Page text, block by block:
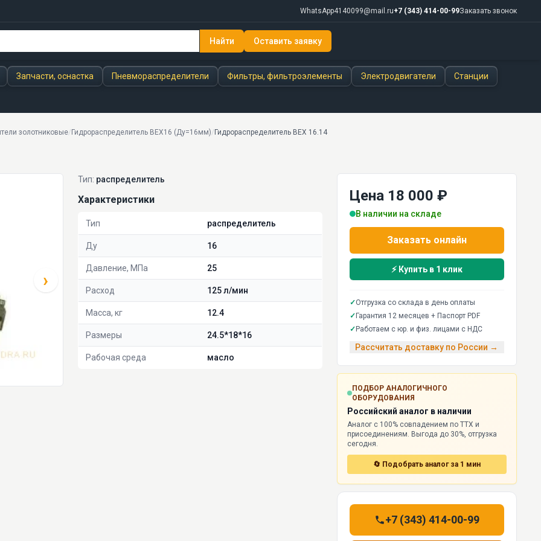
WhatsApp4140099@mail.ru+7 (343) 414-00-99Заказать звонок
Найти Оставить заявку
Запчасти, оснастка Пневмораспределители Фильтры, фильтроэлементы Электродвигатели Станции
золотниковые/ Гидрораспределитель ВЕХ16 (Ду=16мм)/ Гидрораспределитель ВЕХ 16.14
›
Тип: распределитель
Характеристики
Тип распределитель
Ду 16
Давление, МПа 25
Расход 125 л/мин
Масса, кг 12.4
Размеры 24.5*18*16
Рабочая среда масло
Цена 18 000 ₽
В наличии на складе
Заказать онлайн
⚡ Купить в 1 клик
✓Отгрузка со склада в день оплаты
✓ Гарантия 12 месяцев + Паспорт PDF
✓ Работаем с юр. и физ. лицами с НДС
Рассчитать доставку по России →
ПОДБОР АНАЛОГИЧНОГО
ОБОРУДОВАНИЯ
Российский аналог в наличии
Аналог с 100% совпадением по ТТХ и
присоединениям. Выгода до 30%, отгрузка
сегодня.
🔄 Подобрать аналог за 1 мин
+7 (343) 414-00-99